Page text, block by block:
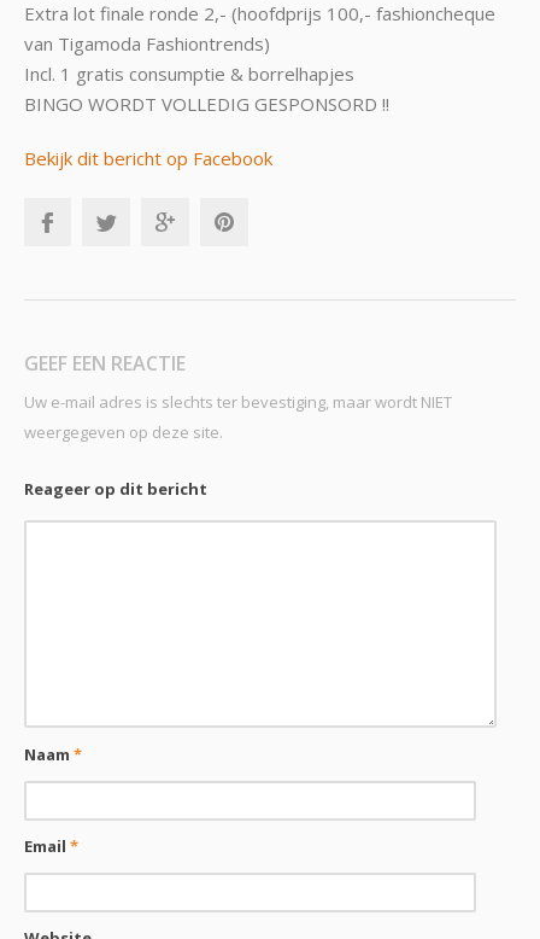
Extra lot finale ronde 2,- (hoofdprijs 100,- fashioncheque
van Tigamoda Fashiontrends)
Incl. 1 gratis consumptie & borrelhapjes
BINGO WORDT VOLLEDIG GESPONSORD !!
Bekijk dit bericht op Facebook
GEEF EEN REACTIE
Uw e-mail adres is slechts ter bevestiging, maar wordt NIET
weergegeven op deze site.
Reageer op dit bericht
Naam*
Email*